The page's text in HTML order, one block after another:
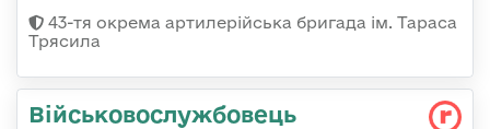
43-тя окрема артилерійська бригада ім. Тараса
Трясила
Військовослужбовець